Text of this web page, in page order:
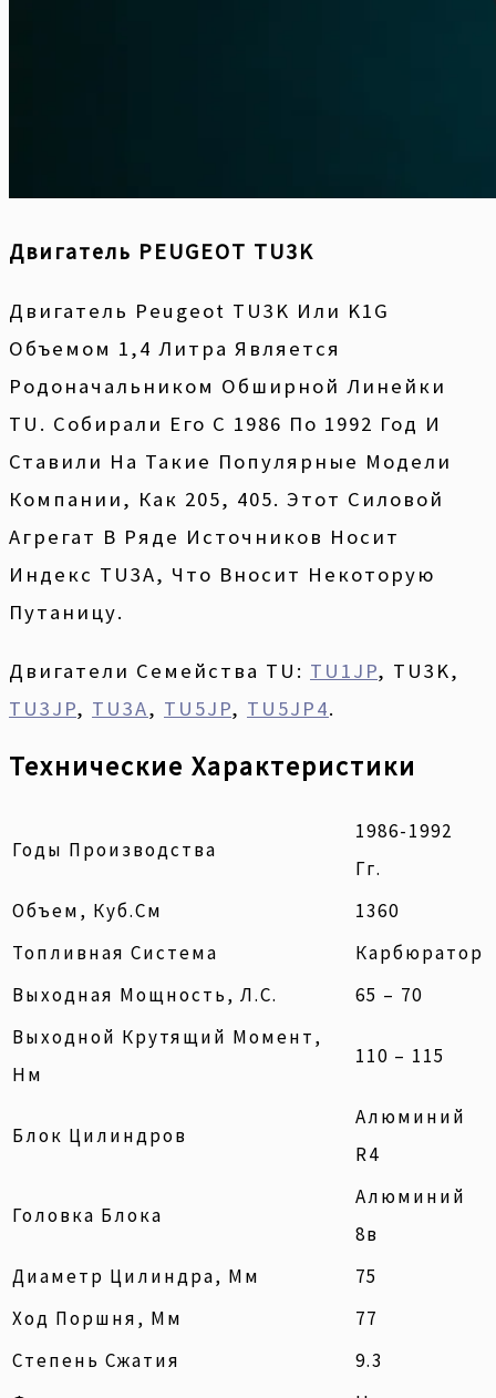
Двигатель PEUGEOT TU3K
Двигатель Peugeot TU3K Или K1G
Объемом 1,4 Литра Является
Родоначальником Обширной Линейки
TU. Собирали Его С 1986 По 1992 Год И
Ставили На Такие Популярные Модели
Компании, Как 205, 405. Этот Силовой
Агрегат В Ряде Источников Носит
Индекс TU3A, Что Вносит Некоторую
Путаницу.
Двигатели Семейства TU: TU1JP, TU3K,
TU3JP, TU3A, TU5JP, TU5JP4.
Технические Характеристики
Годы Производства
1986-1992
Гг.
Объем, Куб.см
1360
Топливная Система
Карбюратор
Выходная Мощность, Л.с.
65 – 70
Выходной Крутящий Момент,
Нм
110 – 115
Блок Цилиндров
Алюминий
R4
Головка Блока
Алюминий
8в
Диаметр Цилиндра, Мм
75
Ход Поршня, Мм
77
Степень Сжатия
9.3